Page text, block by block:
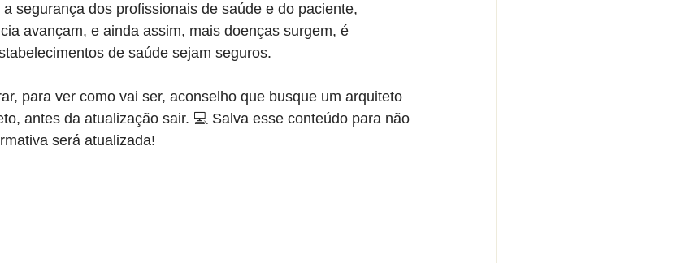
segurança dos profissionais de saúde e do paciente,
avançam, e ainda assim, mais doenças surgem, é
de saúde sejam seguros.
para ver como vai ser, aconselho que busque um arquiteto
antes da atualização sair. 💻 Salva esse conteúdo para não
será atualizada!